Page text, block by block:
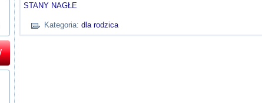
STANY NAGŁE
Kategoria: dla rodzica